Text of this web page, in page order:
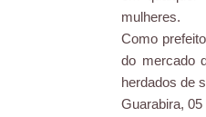
mulheres.
Como
do mercado
herdados de
Guarabira,